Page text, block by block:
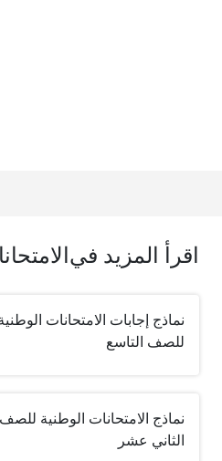
اقرأ المزيد في
نماذج إجابات الامتحانات
للصف التاسع
نماذج الامتحانات الوطنية للصف
الثاني عشر